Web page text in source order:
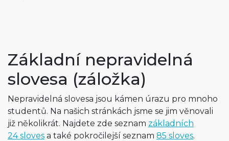
Základní nepravidelná
slovesa (záložka)
Nepravidelná slovesa jsou kámen úrazu pro mnoho
studentů. Na našich stránkách jsme se jim věnovali
již několikrát. Najdete zde seznam základních
24 sloves a také pokročilejší seznam 85 sloves.